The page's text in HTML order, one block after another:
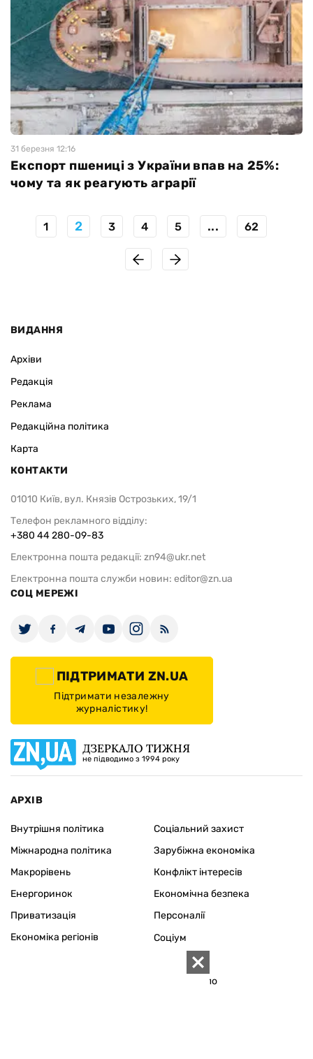
31 березня 12:16
Експорт пшениці з України впав на 25%:
чому та як реагують аграрії
1 2 3 4 5 ... 62
ВИДАННЯ
Архіви
Редакція
Реклама
Редакційна політика
Карта
КОНТАКТИ
01010 Київ, вул. Князів Острозьких, 19/1
Телефон рекламного відділу:
+380 44 280-09-83
Електронна пошта редакції: zn94@ukr.net
Електронна пошта служби новин: editor@zn.ua
СОЦ МЕРЕЖІ
ПІДТРИМАТИ ZN.UA
Підтримати незалежну
журналістику!
ДЗЕРКАЛО ТИЖНЯ
не підводимо з 1994 року
АРХІВ
Внутрішня політика
Міжнародна політика
Макрорівень
Енергоринок
Приватизація
Економіка регіонів
Соціальний захист
Зарубіжна економіка
Конфлікт інтересів
Економічна безпека
Персоналії
Соціум
Сімейне коло